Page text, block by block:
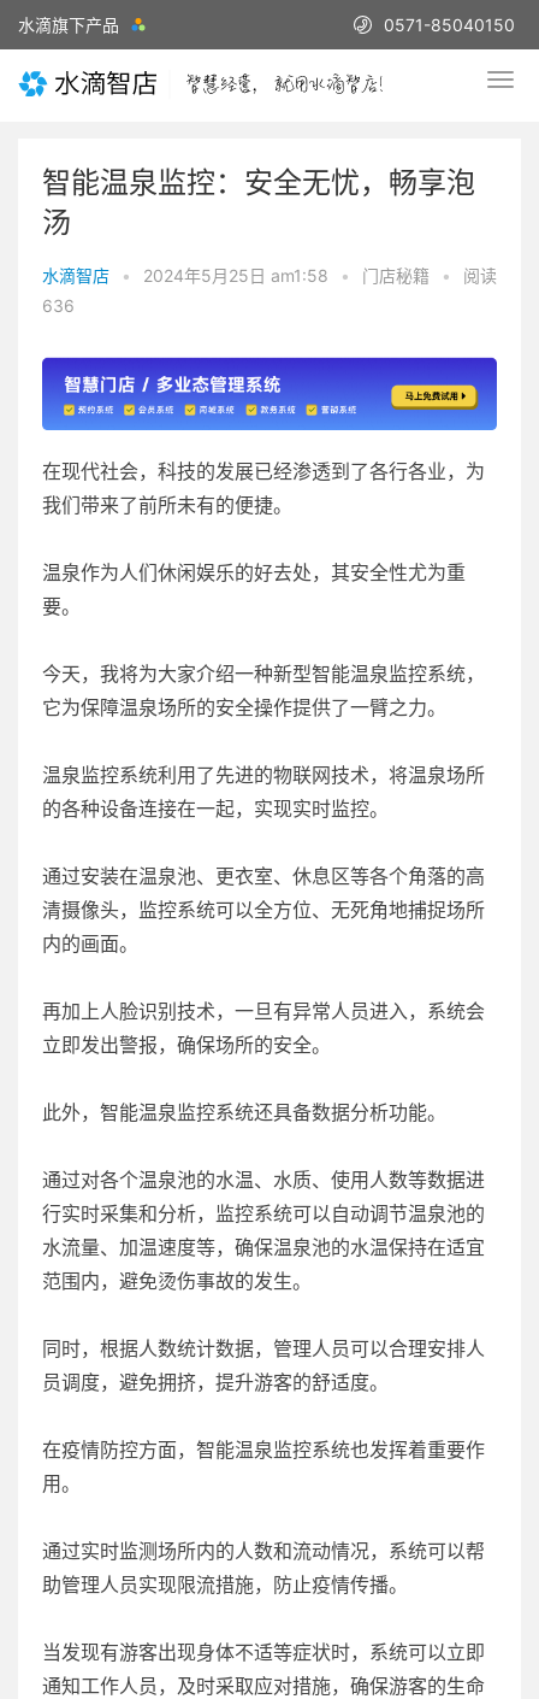
水滴旗下产品 0571-85040150
智能温泉监控：安全无忧，畅享泡
汤
水滴智店 • 2024年5月25日 am1:58 • 门店秘籍 •
阅读
636
在现代社会，科技的发展已经渗透到了各行各业，为
我们带来了前所未有的便捷。
温泉作为人们休闲娱乐的好去处，其安全性尤为重
要。
今天，我将为大家介绍一种新型智能温泉监控系统，
它为保障温泉场所的安全操作提供了一臂之力。
温泉监控系统利用了先进的物联网技术，将温泉场所
的各种设备连接在一起，实现实时监控。
通过安装在温泉池、更衣室、休息区等各个角落的高
清摄像头，监控系统可以全方位、无死角地捕捉场所
内的画面。
再加上人脸识别技术，一旦有异常人员进入，系统会
立即发出警报，确保场所的安全。
此外，智能温泉监控系统还具备数据分析功能。
通过对各个温泉池的水温、水质、使用人数等数据进
行实时采集和分析，监控系统可以自动调节温泉池的
水流量、加温速度等，确保温泉池的水温保持在适宜
范围内，避免烫伤事故的发生。
同时，根据人数统计数据，管理人员可以合理安排人
员调度，避免拥挤，提升游客的舒适度。
在疫情防控方面，智能温泉监控系统也发挥着重要作
用。
通过实时监测场所内的人数和流动情况，系统可以帮
助管理人员实现限流措施，防止疫情传播。
当发现有游客出现身体不适等症状时，系统可以立即
通知工作人员，及时采取应对措施，确保游客的生命